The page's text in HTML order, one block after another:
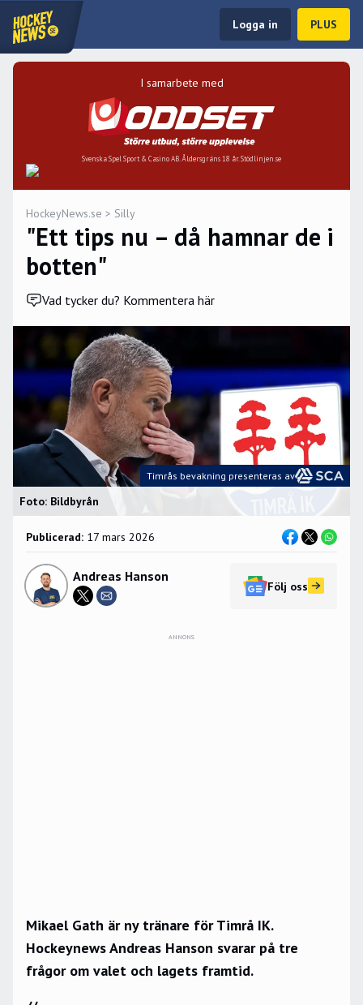
Logga in PLUS
I samarbete med
Svenska Spel Sport & Casino AB. Åldersgräns 18 år. Stödlinjen.se
HockeyNews.se > Silly
"Ett tips nu – då hamnar de i
botten"
Vad tycker du? Kommentera här
Foto: Bildbyrån
Timrås bevakning presenteras av
Publicerad: 17 mars 2026
Andreas Hanson
Följ oss
ANNONS
Mikael Gath är ny tränare för Timrå IK.
Hockeynews Andreas Hanson svarar på tre
frågor om valet och lagets framtid.